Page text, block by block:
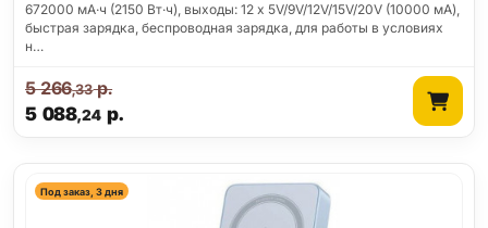
672000 мА·ч (2150 Вт·ч), выходы: 12 x 5V/9V/12V/15V/20V (10000 мА),
быстрая зарядка, беспроводная зарядка, для работы в условиях
н…
5 088,24 р.
5 266,33р.
Под заказ, 3 дня